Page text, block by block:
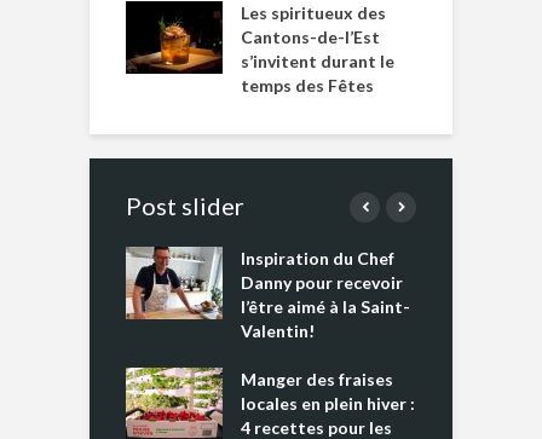
Les spiritueux des
Cantons-de-l’Est
s’invitent durant le
temps des Fêtes
Post slider
Inspiration du Chef
Danny pour recevoir
l’être aimé à la Saint-
Valentin!
Manger des fraises
locales en plein hiver :
4 recettes pour les